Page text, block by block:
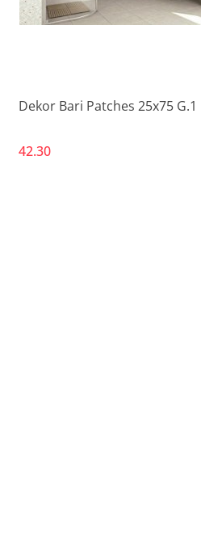
Produkt niedostępny
Dekor Bari Patches 25x75 G.1
42.30